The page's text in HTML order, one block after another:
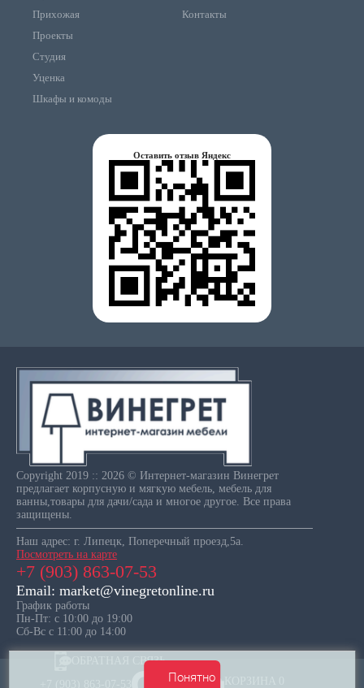
Понятно
Прихожая
Проекты
Студия
Уценка
Шкафы и комоды
Контакты
Оставить отзыв Яндекс
Copyright 2019 :: 2026 © Интернет-магазин Винегрет
предлагает корпусную и мягкую мебель, мебель для
ванны,товары для дачи/сада и многое другое. Все права
защищены.
Наш адрес: г. Липецк, Поперечный проезд,5а.
Посмотреть на карте
+7 (903) 863-07-53
Email: market@vinegretonline.ru
График работы
Пн-Пт: с 10:00 до 19:00
Сб-Вс с 11:00 до 14:00
ОБРАТНАЯ СВЯЗЬ